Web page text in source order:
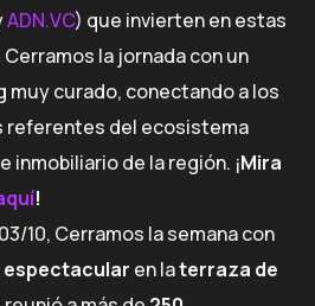
ADN.VC) que invierten en estas
la jornada con un
muy curado, conectando a los
referentes del ecosistema
inmobiliario de la región. ¡Mira
!
10, Cerramos la semana con
en laterraza de